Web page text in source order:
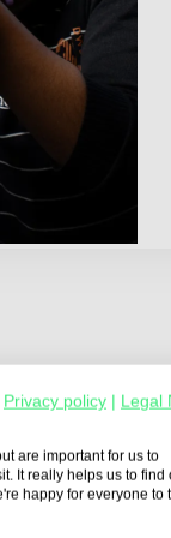
Privacy policy
Legal
are important for us to
It really helps us to find
happy for everyone to